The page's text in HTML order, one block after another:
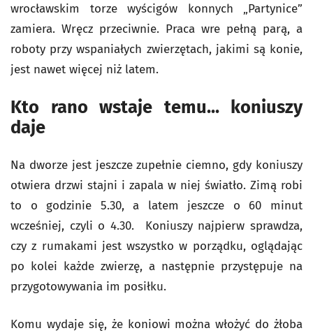
wrocławskim torze wyścigów konnych „Partynice”
zamiera. Wręcz przeciwnie. Praca wre pełną parą, a
roboty przy wspaniałych zwierzętach, jakimi są konie,
jest nawet więcej niż latem.
Kto rano wstaje temu... koniuszy
daje
Na dworze jest jeszcze zupełnie ciemno, gdy koniuszy
otwiera drzwi stajni i zapala w niej światło. Zimą robi
to o godzinie 5.30, a latem jeszcze o 60 minut
wcześniej, czyli o 4.30. Koniuszy najpierw sprawdza,
czy z rumakami jest wszystko w porządku, oglądając
po kolei każde zwierzę, a następnie przystępuje na
przygotowywania im posiłku.
Komu wydaje się, że koniowi można włożyć do żłoba